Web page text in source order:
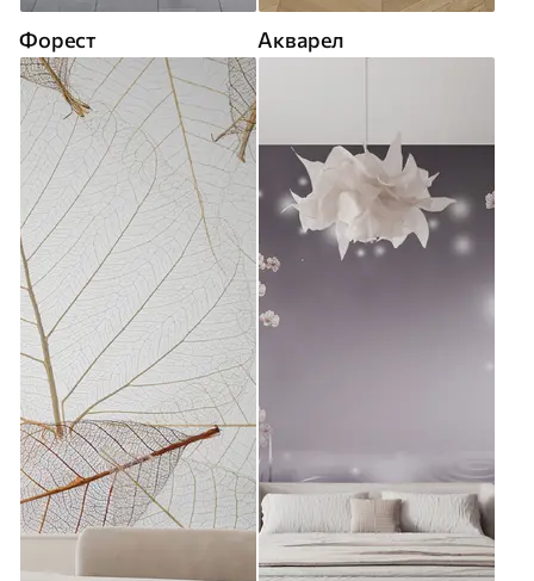
Форест Акварел